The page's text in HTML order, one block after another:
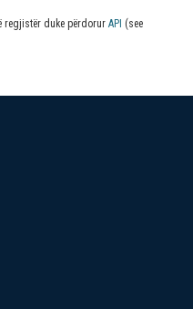
regjistër duke përdorur API (see